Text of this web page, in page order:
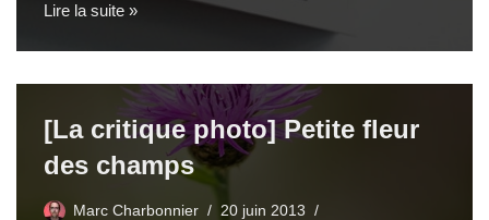
Lire la suite »
[La critique photo] Petite fleur
des champs
Marc Charbonnier
20 juin 2013